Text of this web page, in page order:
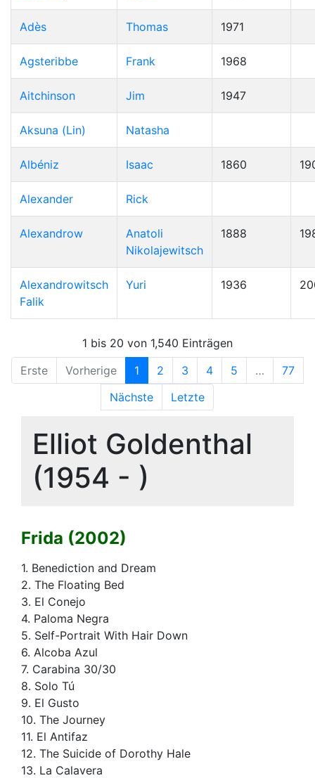
Adès Thomas 1971
Agsteribbe Frank 1968
Aitchinson Jim 1947
Aksuna (Lin) Natasha
Albéniz Isaac 1860
Alexander Rick
Alexandrow
Anatoli
Nikolajewitsch
1888
Alexandrowitsch
Falik
Yuri 1936
1 bis 20 von 1,540 Einträgen
Erste
Vorherige 1 2 3 4 5 …
77
Nächste
Letzte
Elliot Goldenthal
(1954 - )
Frida (2002)
1. Benediction and Dream
2. The Floating Bed
3. El Conejo
4. Paloma Negra
5. Self-Portrait With Hair Down
6. Alcoba Azul
7. Carabina 30/30
8. Solo Tú
9. El Gusto
10. The Journey
11. El Antifaz
12. The Suicide of Dorothy Hale
13. La Calavera